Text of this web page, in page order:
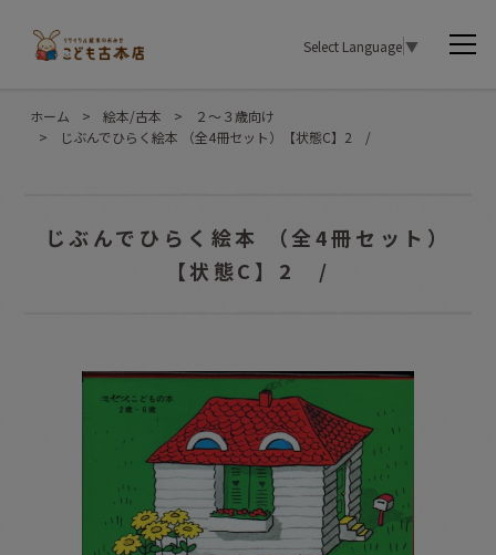
Select Language▼
ホーム > 絵本/古本 >
２〜３歳向け
>
じぶんでひらく絵本 （全4冊セット）【状態C】2 /
じぶんでひらく絵本 （全4冊セット）
【状態C】2 /